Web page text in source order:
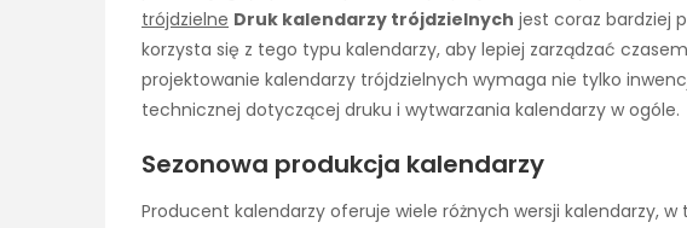
trójdzielne Druk kalendarzy trójdzielnych jest coraz bardziej
korzysta się z tego typu kalendarzy, aby lepiej zarządzać
projektowanie kalendarzy trójdzielnych wymaga nie tylko
technicznej dotyczącej druku i wytwarzania kalendarzy w ogóle.
Sezonowa produkcja kalendarzy
Producent kalendarzy oferuje wiele różnych wersji kalendarzy,